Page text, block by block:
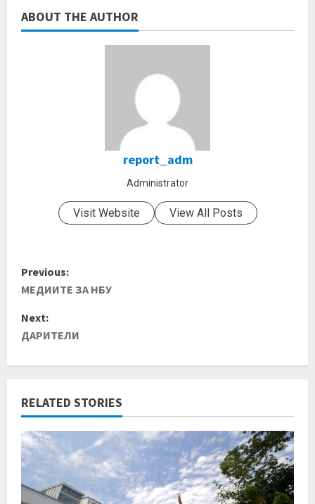
ABOUT THE AUTHOR
report_adm
Administrator
Visit Website View All Posts
Previous:
МЕДИИТЕ ЗА НБУ
Next:
ДАРИТЕЛИ
RELATED STORIES